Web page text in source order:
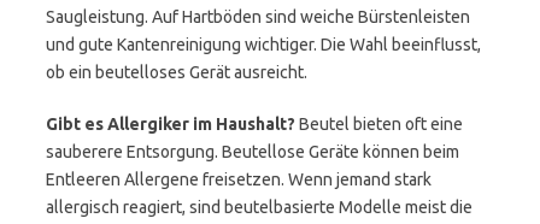
Saugleistung. Auf Hartböden sind weiche Bürstenleisten
und gute Kantenreinigung wichtiger. Die Wahl beeinflusst,
ob ein beutelloses Gerät ausreicht.
Gibt es Allergiker im Haushalt? Beutel bieten oft eine
sauberere Entsorgung. Beutellose Geräte können beim
Entleeren Allergene freisetzen. Wenn jemand stark
allergisch reagiert, sind beutelbasierte Modelle meist die